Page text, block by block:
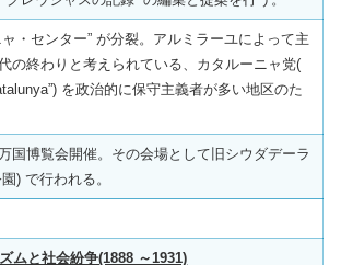
ャ・センター” が分裂。アルミラーユによって主
の終わりと考えられている、カタルーニャ党(
を政治的に保守主義者が多い地区のた
国博覧会開催。その会場として旧シウダデーラ
) で行われる。
ムと社会紛争(1888 ～1931)